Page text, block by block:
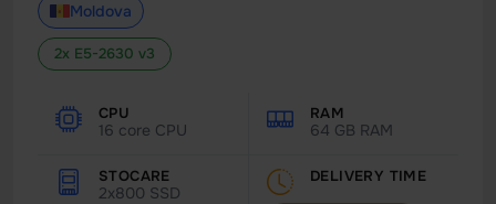
Moldova
2x E5-2630 v3
CPU
16 core CPU
RAM
64 GB RAM
STOCARE
2x800 SSD
DELIVERY TIME